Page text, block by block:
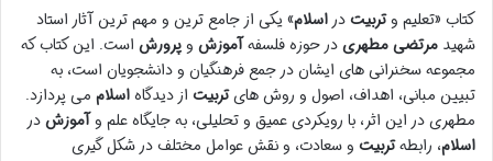
کتاب «تعلیم وتربیتدر اسلام» یکی از جامع ترین و مهم ترین آثار استاد
شهید مرتضی مطهریدر حوزه فلسفهآموزش وپرورش است. این کتاب که
مجموعه سخنرانی های ایشان در جمع فرهنگیان و دانشجویان است، به
تبیین مبانی، اهداف، اصول و روش هایتربیت از دیدگاهاسلام می پردازد.
مطهری در این اثر، با رویکردی عمیق و تحلیلی، به جایگاه علم وآموزشدر
اسلام، رابطهتربیت و سعادت، و نقش عوامل مختلف در شکل گیری